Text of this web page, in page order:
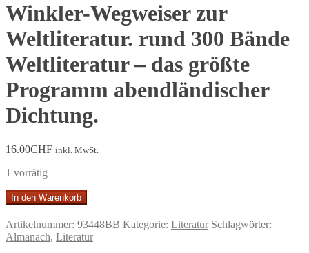
Winkler-Wegweiser zur
Weltliteratur. rund 300 Bände
Weltliteratur – das größte
Programm abendländischer
Dichtung.
16.00CHF inkl. MwSt.
1 vorrätig
Winkler-
Wegweiser
zur
Weltliteratur.
rund
In den Warenkorb
Artikelnummer: 93448BB Kategorie: Literatur Schlagwörter:
Almanach, Literatur